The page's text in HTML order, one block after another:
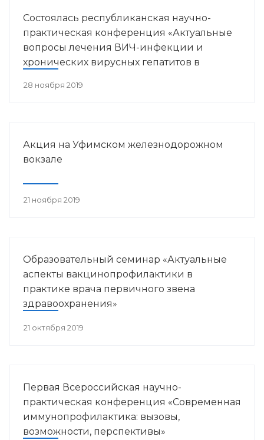
Состоялась республиканская научно-
практическая конференция «Актуальные
вопросы лечения ВИЧ-инфекции и
хронических вирусных гепатитов в
28 ноября 2019
Акция на Уфимском железнодорожном
вокзале
21 ноября 2019
Образовательный семинар «Актуальные
аспекты вакцинопрофилактики в
практике врача первичного звена
здравоохранения»
21 октября 2019
Первая Всероссийская научно-
практическая конференция «Современная
иммунопрофилактика: вызовы,
возможности, перспективы»